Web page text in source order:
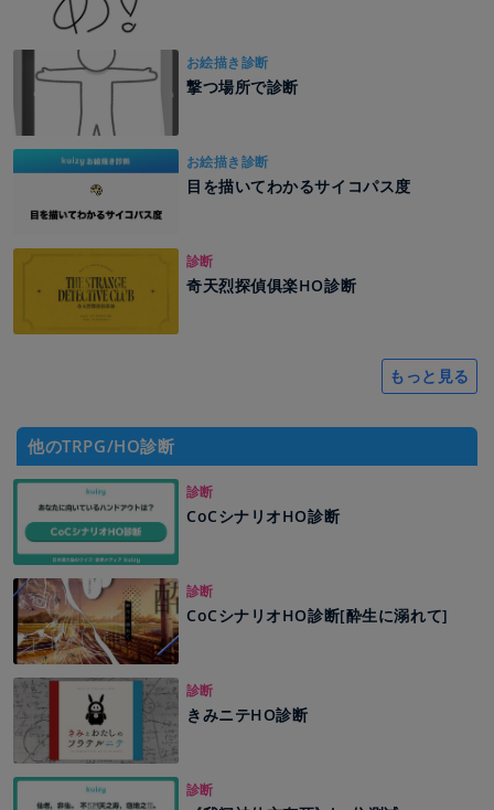
お絵描き診断
撃つ場所で診断
お絵描き診断
目を描いてわかるサイコパス度
診断
奇天烈探偵俱楽HO診断
もっと見る
他のTRPG/HO診断
診断
CoCシナリオHO診断
診断
CoCシナリオHO診断[酔生に溺れて]
診断
きみニテHO診断
診断